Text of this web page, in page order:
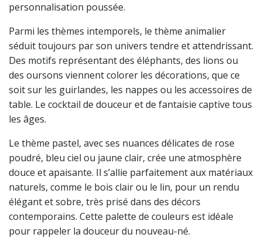
personnalisation poussée.
Parmi les thèmes intemporels, le thème animalier
séduit toujours par son univers tendre et attendrissant.
Des motifs représentant des éléphants, des lions ou
des oursons viennent colorer les décorations, que ce
soit sur les guirlandes, les nappes ou les accessoires de
table. Le cocktail de douceur et de fantaisie captive tous
les âges.
Le thème pastel, avec ses nuances délicates de rose
poudré, bleu ciel ou jaune clair, crée une atmosphère
douce et apaisante. Il s’allie parfaitement aux matériaux
naturels, comme le bois clair ou le lin, pour un rendu
élégant et sobre, très prisé dans des décors
contemporains. Cette palette de couleurs est idéale
pour rappeler la douceur du nouveau-né.